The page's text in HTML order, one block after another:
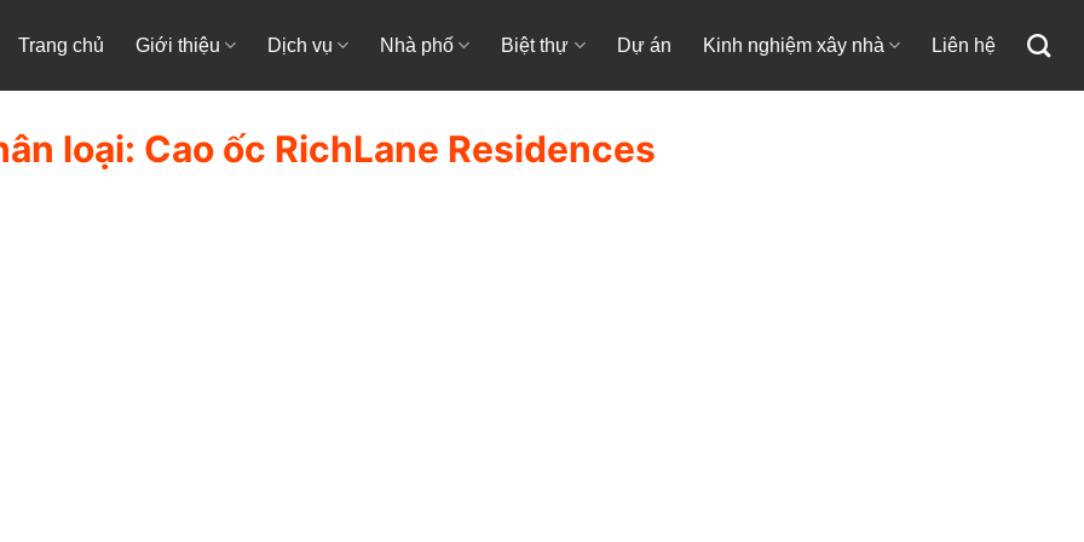
Trang chủ Giới thiệu Dịch vụ Nhà phố Biệt thự Dự án Kinh nghiệm xây nhà Liên hệ
loại: Cao ốc RichLane Residences